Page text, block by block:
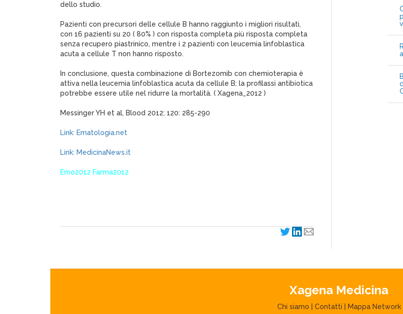
dello studio.
Pazienti con precursori delle cellule B hanno raggiunto i migliori risultati,
con 16 pazienti su 20 ( 80% ) con risposta completa più risposta completa
senza recupero piastrinico, mentre i 2 pazienti con leucemia linfoblastica
acuta a cellule T non hanno risposto.
In conclusione, questa combinazione di Bortezomib con chemioterapia è
attiva nella leucemia linfoblastica acuta da cellule B; la profilassi antibiotica
potrebbe essere utile nel ridurre la mortalità. ( Xagena_2012 )
Messinger YH et al, Blood 2012; 120: 285-290
Link: Ematologia.net
Link: MedicinaNews.it
Emo2012 Farma2012
Xagena Medicina
Chi siamo Contatti Mappa Network